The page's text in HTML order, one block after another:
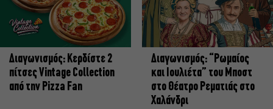
Διαγωνισμός: Κερδίστε 2
πίτσες Vintage Collection
από την Pizza Fan
Διαγωνισμός: “Ρωμαίος
και Ιουλιέτα” του Μποστ
στο Θέατρο Ρεματιάς στο
Χαλάνδρι